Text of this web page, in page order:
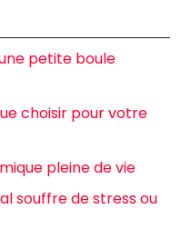
petite boule
choisir pour votre
pleine de vie
souffre de stress ou